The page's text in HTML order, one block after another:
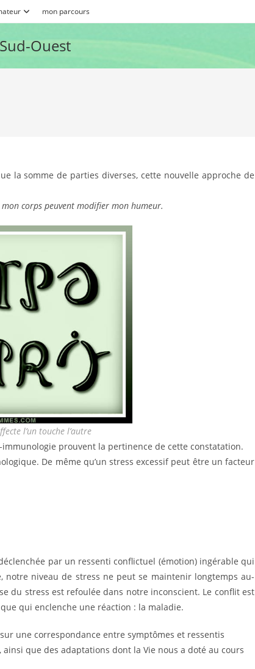
mon parcours
Ouest
la somme de parties diverses, cette nouvelle approche de
corps peuvent modifier mon humeur.
l’un touche l’autre
prouvent la pertinence de cette constatation.
De même qu’un stress excessif peut être un facteur
par un ressenti conflictuel (émotion) ingérable qui
niveau de stress ne peut se maintenir longtemps au-
du stress est refoulée dans notre inconscient. Le conflit est
qui enclenche une réaction : la maladie.
sur une correspondance entre symptômes et ressentis
que des adaptations dont la Vie nous a doté au cours